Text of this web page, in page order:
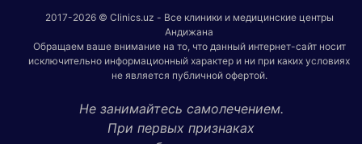
2017-2026 © Clinics.uz - Все клиники и медицинские центры
Андижана
Обращаем ваше внимание на то, что данный интернет-сайт носит
исключительно информационный характер и ни при каких условиях
не является публичной офертой.
Не занимайтесь самолечением.
При первых признаках